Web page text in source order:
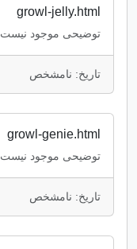
growl-jelly.html
توضیحی موجود نیست.
تاریخ: نامشخص
growl-genie.html
توضیحی موجود نیست.
تاریخ: نامشخص